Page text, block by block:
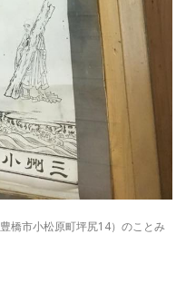
橋市小松原町坪尻14）のことみ